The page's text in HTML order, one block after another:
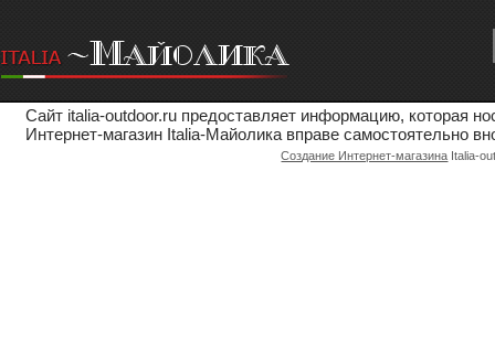
Сайт italia-outdoor.ru предоставляет информацию, которая
Интернет-магазин Italia-Майолика вправе самостоятельно
Создание Интернет-магазина Italia-